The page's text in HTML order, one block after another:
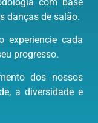
danças de salão.
experiencie cada
progresso.
dos nossos
a diversidade e